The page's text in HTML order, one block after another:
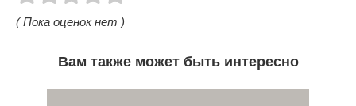
( Пока оценок нет )
Вам также может быть интересно